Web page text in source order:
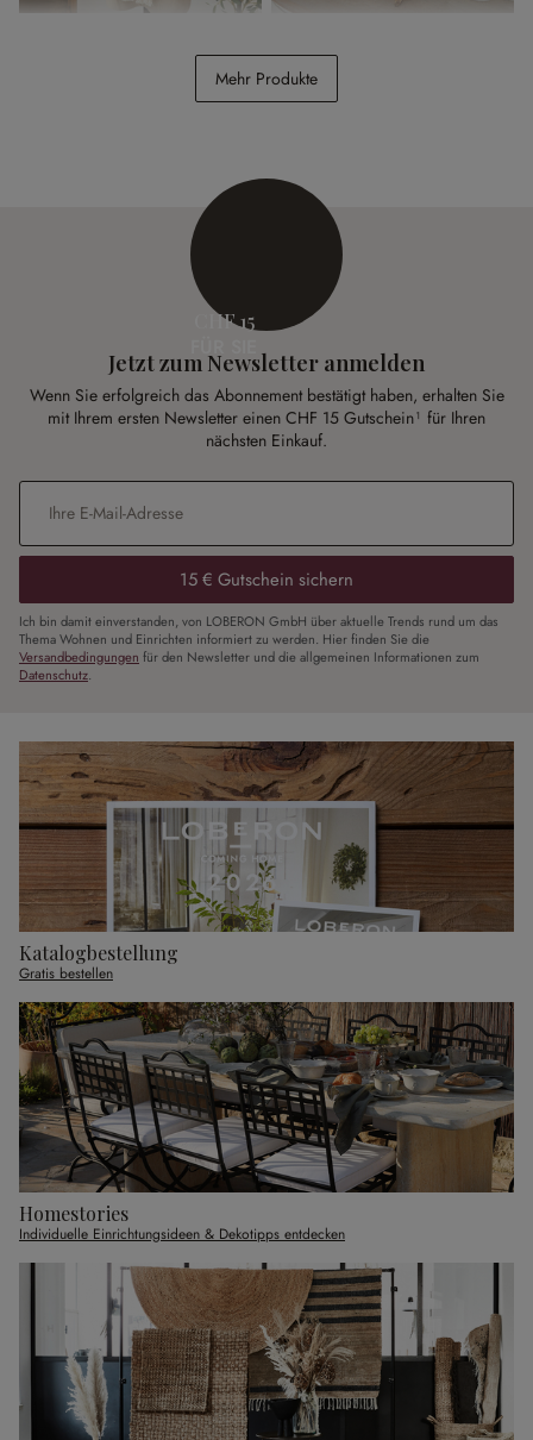
CHF 54.95
Mehr Produkte
CHF 15
Jetzt zum Newsletter anmelden
Wenn Sie erfolgreich das Abonnement bestätigt haben, erhalten Sie
mit Ihrem ersten Newsletter einen CHF 15 Gutschein¹ für Ihren
nächsten Einkauf.
E-Mail-Adresse
15 € Gutschein sichern
Ich bin damit einverstanden, von LOBERON GmbH über aktuelle Trends rund um das
Thema Wohnen und Einrichten informiert zu werden. Hier finden Sie die
Versandbedingungen für den Newsletter und die allgemeinen Informationen zum
Datenschutz.
Katalogbestellung
Gratis bestellen
Homestories
Individuelle Einrichtungsideen & Dekotipps entdecken